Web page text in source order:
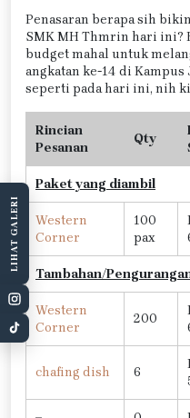
Penasaran berapa sih
SMK MH Thmrin hari ini?
budget mahal untuk
angkatan ke-14 di
seperti pada hari ini, nih
Rincian
Pesanan
Qty
Paket yang diambil
Western
Corner
100
pax
Tambahan/
Western
Corner
200
chafing dish 6
LIHAT GALERI